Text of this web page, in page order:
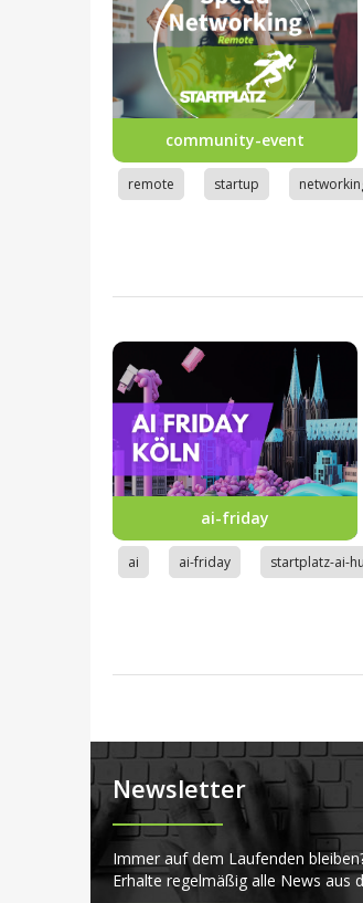
community-event
remote startup
ai-friday
ai ai-friday startplatz-ai-
Newsletter
Immer auf dem Laufenden
Erhalte regelmäßig alle News aus